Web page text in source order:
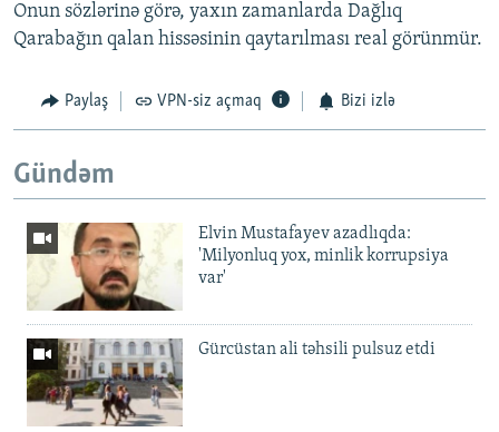
Onun sözlərinə görə, yaxın zamanlarda Dağlıq
Qarabağın qalan hissəsinin qaytarılması real görünmür.
Paylaş VPN-siz açmaq Bizi izlə
Gündəm
Elvin Mustafayev azadlıqda:
'Milyonluq yox, minlik korrupsiya
var'
Gürcüstan ali təhsili pulsuz etdi